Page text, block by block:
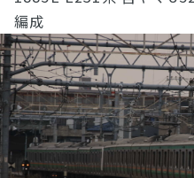
編成